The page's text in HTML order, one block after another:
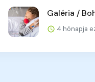
Galéria /
4 hónapja